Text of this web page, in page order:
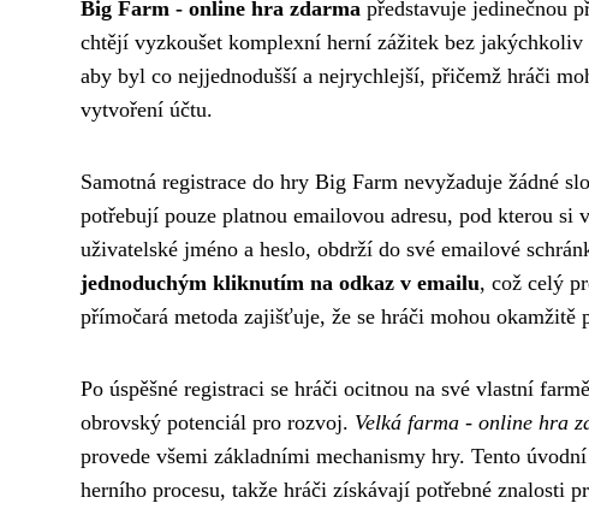
Big Farm - online hra zdarma představuje jedinečnou
chtějí vyzkoušet komplexní herní zážitek bez
aby byl co nejjednodušší a nejrychlejší, přičemž hráči
vytvoření účtu.
Samotná registrace do hry Big Farm nevyžaduje žádné
potřebují pouze platnou emailovou adresu, pod kterou
uživatelské jméno a heslo, obdrží do své emailové
jednoduchým kliknutím na odkaz v emailu, což celý
přímočará metoda zajišťuje, že se hráči mohou okamžitě
Po úspěšné registraci se hráči ocitnou na své vlastní
obrovský potenciál pro rozvoj. Velká farma - online hra
provede všemi základními mechanismy hry. Tento
herního procesu, takže hráči získávají potřebné znalosti